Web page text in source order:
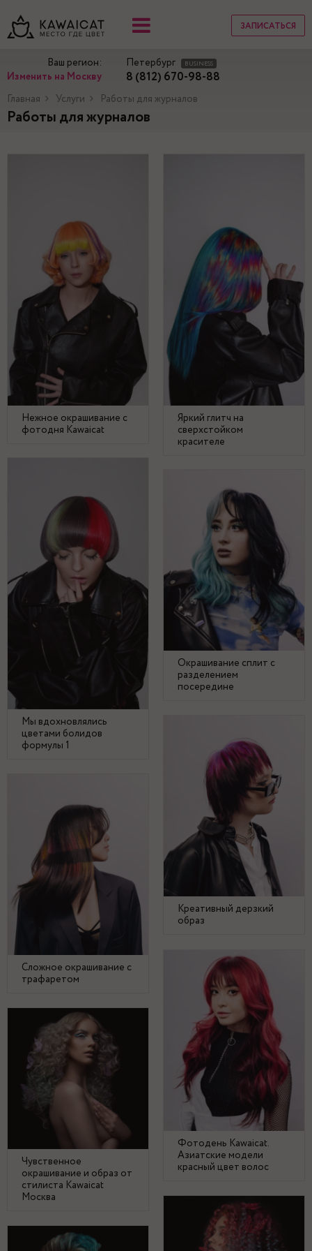
ЗАПИСАТЬСЯ
Ваш регион:
Изменить на Москву
Петербург BUSINESS
8 (812) 670-98-88
Главная Услуги Работы для журналов
Работы для журналов
Нежное окрашивание с
фотодня Kawaicat
Яркий глитч на
сверхстойком
красителе
Мы вдохновлялись
цветами болидов
формулы 1
Окрашивание сплит с
разделением
посередине
Креативный дерзкий
образ
Сложное окрашивание с
трафаретом
Фотодень Kawaicat.
Азиатские модели
красный цвет волос
Чувственное
окрашивание и образ от
стилиста Kawaicat
Москва